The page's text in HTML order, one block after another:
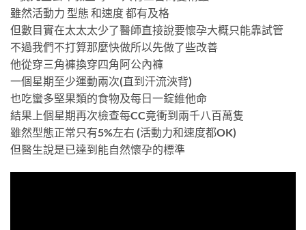
雖然活動力 型態 和速度 都有及格
但數目實在太太太少了醫師直接說要懷孕大概只能靠試管
不過我們不打算那麼快做所以先做了些改善
他從穿三角褲換穿四角阿公內褲
一個星期至少運動兩次(直到汗流浹背)
也吃蠻多堅果類的食物及每日一錠維他命
結果上個星期再次檢查每CC竟衝到兩千八百萬隻
雖然型態正常只有5%左右 (活動力和速度都OK)
但醫生說是已達到能自然懷孕的標準